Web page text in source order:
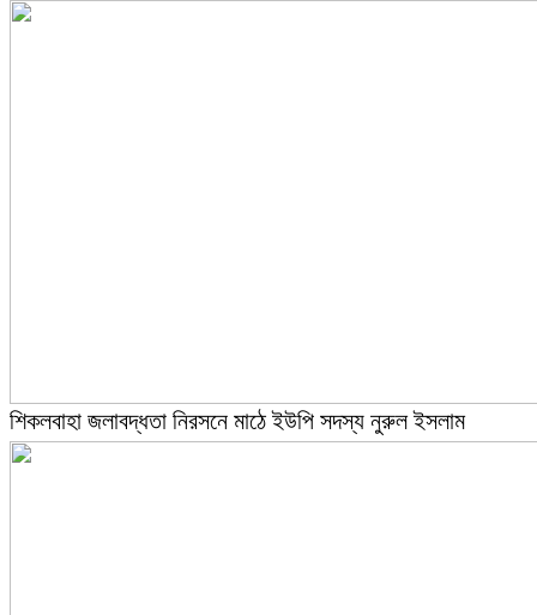
শিকলবাহা জলাবদ্ধতা নিরসনে মাঠে ইউপি সদস্য নুরুল ইসলাম